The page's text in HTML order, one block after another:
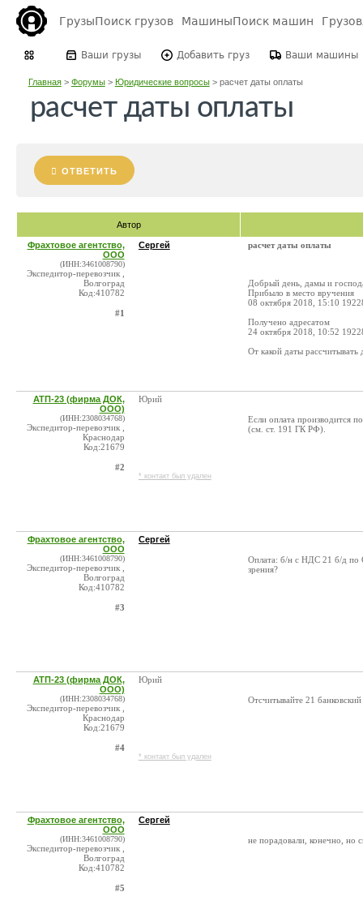
ГрузыПоиск грузов МашиныПоиск машин
Ваши грузы Добавить груз Ваши машины
Главная> Форумы> Юридические вопросы> расчет даты оплаты
расчет даты оплаты
ОТВЕТИТЬ
Автор
Фрахтовое агентство,
ООО
(ИНН:3461008790)
Экспедитор-перевозчик ,
Волгоград
Код:410782
#1
Сергей расчет даты оплаты
Добрый день, дамы и
Прибыло в место вручения
08 октября 2018, 15:10
Получено адресатом
24 октября 2018, 10:52
От какой даты рассчитывать
АТП-23 (фирма ДОК,
ООО)
(ИНН:2308034768)
Экспедитор-перевозчик ,
Краснодар
Код:21679
#2
Юрий
* контакт был удален
Если оплата производится
(см. ст. 191 ГК РФ).
Фрахтовое агентство,
ООО
(ИНН:3461008790)
Экспедитор-перевозчик ,
Волгоград
Код:410782
#3
Сергей
Оплата: б/н с НДС 21 б/д по
зрения?
АТП-23 (фирма ДОК,
ООО)
(ИНН:2308034768)
Экспедитор-перевозчик ,
Краснодар
Код:21679
#4
Юрий
* контакт был удален
Отсчитывайте 21
Фрахтовое агентство,
ООО
(ИНН:3461008790)
Экспедитор-перевозчик ,
Волгоград
Код:410782
#5
Сергей
не порадовали, конечно, но